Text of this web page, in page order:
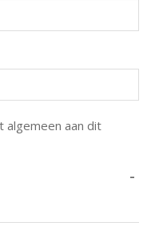
algemeen aan dit
-